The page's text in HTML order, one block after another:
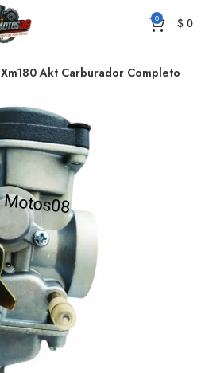
0 $0
Xm180 Akt Carburador Completo